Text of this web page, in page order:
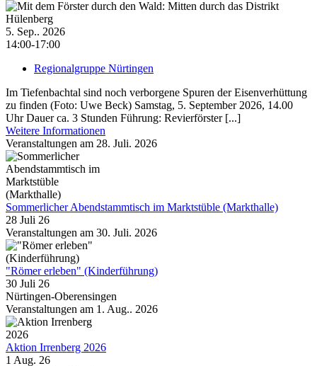
5. Sep.. 2026
14:00-17:00
Regionalgruppe Nürtingen
Im Tiefenbachtal sind noch verborgene Spuren der Eisenverhüttung
zu finden (Foto: Uwe Beck) Samstag, 5. September 2026, 14.00
Uhr Dauer ca. 3 Stunden Führung: Revierförster [...]
Weitere Informationen
Veranstaltungen am 28. Juli. 2026
Sommerlicher Abendstammtisch im Marktstüble (Markthalle)
28 Juli 26
Veranstaltungen am 30. Juli. 2026
"Römer erleben" (Kinderführung)
30 Juli 26
Nürtingen-Oberensingen
Veranstaltungen am 1. Aug.. 2026
Aktion Irrenberg 2026
1 Aug. 26